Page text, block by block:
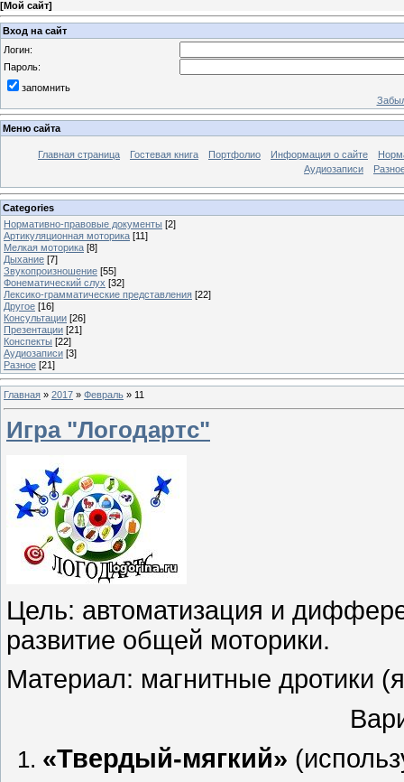
[Мой сайт]
Вход на сайт
Логин:
Пароль:
запомнить
Меню сайта
Главная страница Гостевая книга Портфолио Информация о сайте
Аудиозаписи
Categories
Нормативно-правовые документы [2]
Артикуляционная моторика [11]
Мелкая моторика [8]
Дыхание [7]
Звукопроизношение [55]
Фонематический слух [32]
Лексико-грамматические представления [22]
Другое [16]
Консультации [26]
Презентации [21]
Конспекты [22]
Аудиозаписи [3]
Разное [21]
Главная » 2017 » Февраль » 11
Игра "Логодартс"
Цель: автоматизация и
развитие общей моторики.
Материал: магнитные дротики
«Твердый-мягкий»